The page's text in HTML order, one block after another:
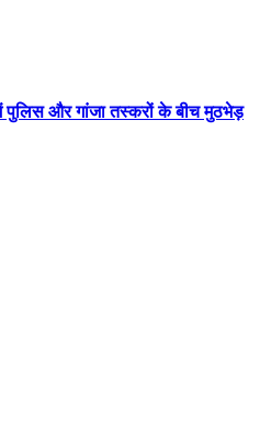
पुलिस और गांजा तस्करों के बीच मुठभेड़